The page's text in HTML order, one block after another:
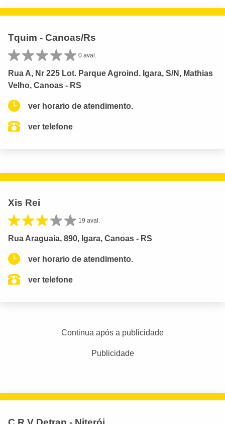
Tquim - Canoas/Rs
0 aval.
Rua A, Nr 225 Lot. Parque Agroind. Igara, S/N, Mathias
Velho, Canoas - RS
ver horario de atendimento.
ver telefone
Xis Rei
19 aval.
Rua Araguaia, 890, Igara, Canoas - RS
ver horario de atendimento.
ver telefone
Continua após a publicidade
Publicidade